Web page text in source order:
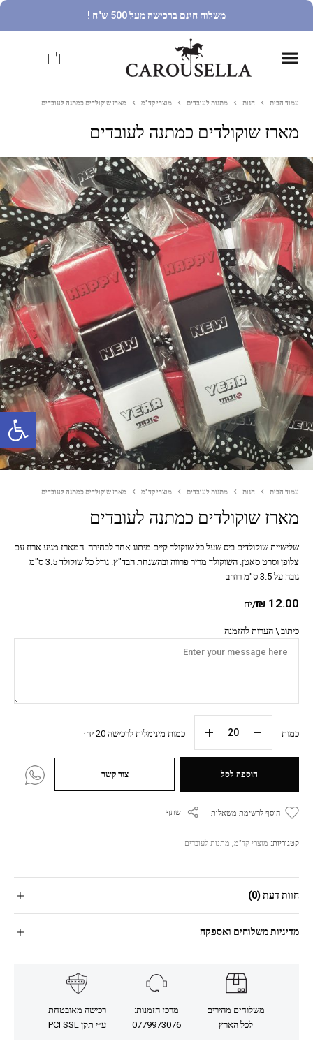
פתח סרגל נגישות
משלוח חינם ברכישה מעל 500 ש"ח !
עמוד הבית חנות מתנות לעובדים מוצרי קד"מ מארז שוקולדים כמתנה לעובדים
מארז שוקולדים כמתנה לעובדים
עמוד הבית חנות מתנות לעובדים מוצרי קד"מ מארז שוקולדים כמתנה לעובדים
מארז שוקולדים כמתנה לעובדים
₪ 12.00 /יח
כיתוב \ הערות להזמנה
כמות כמות מינימלית לרכישה 20 יח׳
הוספה לסל צור קשר
הוסף לרשימת משאלות שתף
קטגוריות: מוצרי קד"מ, מתנות לעובדים
שלישיית שוקולדים ביס שעל כל שוקולד קיים מיתוג אחר לבחירה. המארז מגיע ארוז עם
צלופן וסרט סאטן. השוקולד מריר פרווה ובהשגחת הבד"ץ. גודל כל שוקולד 3.5 ס"מ
גובה על 3.5 ס"מ רוחב
חוות דעת (0)
מדיניות משלוחים ואספקה
משלוחים מהירים
לכל הארץ
מרכז הזמנות:
0779973076
רכישה מאובטחת
ע״י תקן PCI SSL